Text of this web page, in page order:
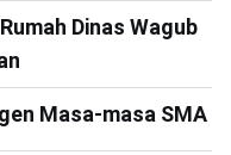
Dinas Wagub
Masa-masa SMA